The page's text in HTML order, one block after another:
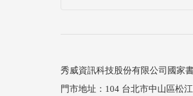
秀威資訊科技股份有限公司國家
門市地址：104 台北市中山區松